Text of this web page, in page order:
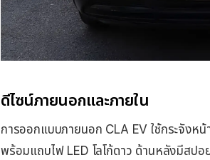
ดีไซน์ภายนอกและภายใน
การออกแบบภายนอก CLA EV ใช้กระจัง
พร้อมแถบไฟ LED โลโก้ดาว ด้านหลังมีสปอ